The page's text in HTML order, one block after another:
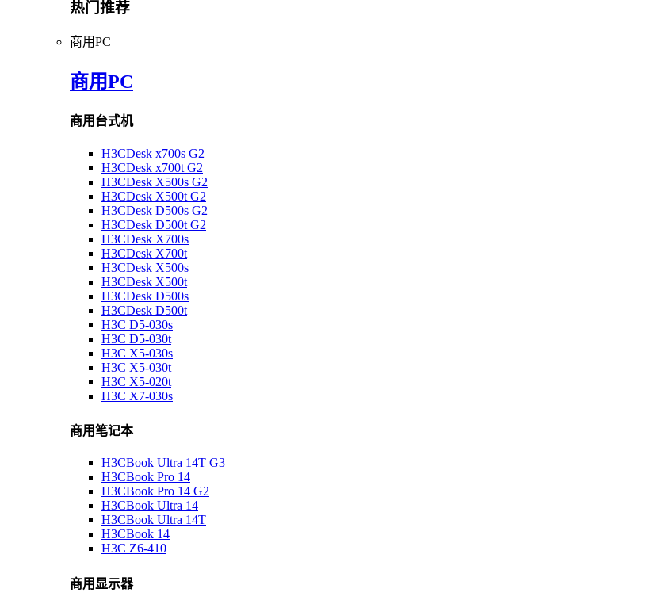
热门推荐
商用PC
商用PC
商用台式机
H3CDesk x700s G2
H3CDesk x700t G2
H3CDesk X500s G2
H3CDesk X500t G2
H3CDesk D500s G2
H3CDesk D500t G2
H3CDesk X700s
H3CDesk X700t
H3CDesk X500s
H3CDesk X500t
H3CDesk D500s
H3CDesk D500t
H3C D5-030s
H3C D5-030t
H3C X5-030s
H3C X5-030t
H3C X5-020t
H3C X7-030s
商用笔记本
H3CBook Ultra 14T G3
H3CBook Pro 14
H3CBook Pro 14 G2
H3CBook Ultra 14
H3CBook Ultra 14T
H3CBook 14
H3C Z6-410
商用显示器